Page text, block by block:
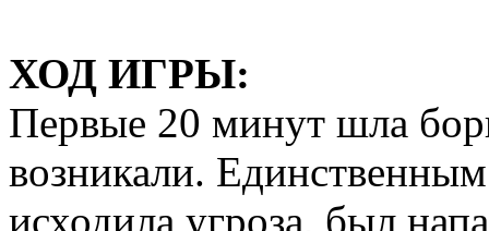
ХОД ИГРЫ:
Первые 20 минут шла
возникали.
исходила угроза, был